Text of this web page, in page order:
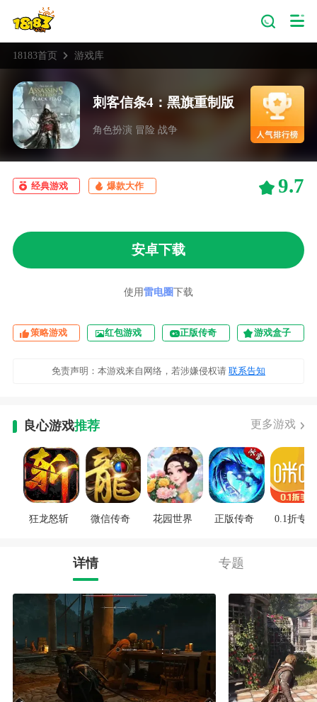
18183首页 游戏库
刺客信条4：黑旗重制版
角色扮演 冒险 战争
经典游戏 爆款大作 9.7
安卓下载
使用雷电圈下载
策略游戏 红包游戏 正版传奇 游戏盒子
免责声明：本游戏来自网络，若涉嫌侵权请 联系告知
良心游戏推荐 更多游戏
狂龙怒斩 微信传奇 花园世界 正版传奇 0.1折专区
详情 专题